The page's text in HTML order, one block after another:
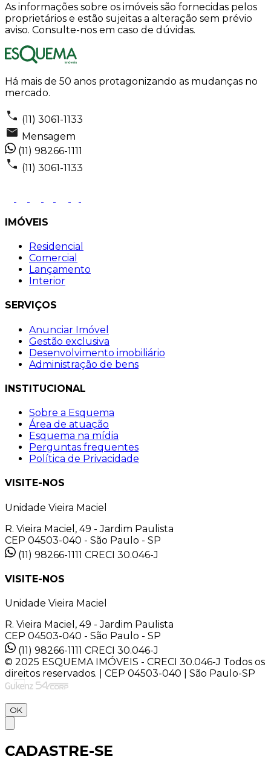
As informações sobre os imóveis são fornecidas pelos
proprietários e estão sujeitas a alteração sem prévio
aviso. Consulte-nos em caso de dúvidas.
Há mais de 50 anos protagonizando as mudanças no
mercado.
(11) 3061-1133
Mensagem
(11) 98266-1111
(11) 3061-1133
IMÓVEIS
Residencial
Comercial
Lançamento
Interior
SERVIÇOS
Anunciar Imóvel
Gestão exclusiva
Desenvolvimento imobiliário
Administração de bens
INSTITUCIONAL
Sobre a Esquema
Área de atuação
Esquema na mídia
Perguntas frequentes
Política de Privacidade
VISITE-NOS
Unidade Vieira Maciel
R. Vieira Maciel, 49 - Jardim Paulista
CEP 04503-040 - São Paulo - SP
(11) 98266-1111 CRECI 30.046-J
VISITE-NOS
Unidade Vieira Maciel
R. Vieira Maciel, 49 - Jardim Paulista
CEP 04503-040 - São Paulo - SP
(11) 98266-1111 CRECI 30.046-J
© 2025 ESQUEMA IMÓVEIS - CRECI 30.046-J Todos os
direitos reservados. | CEP 04503-040 | São Paulo-SP
OK
CADASTRE-SE